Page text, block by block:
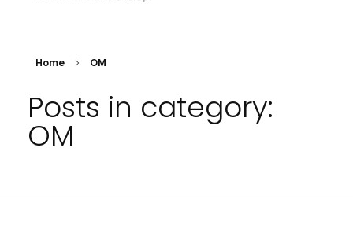
Home OM
Posts in category:
OM